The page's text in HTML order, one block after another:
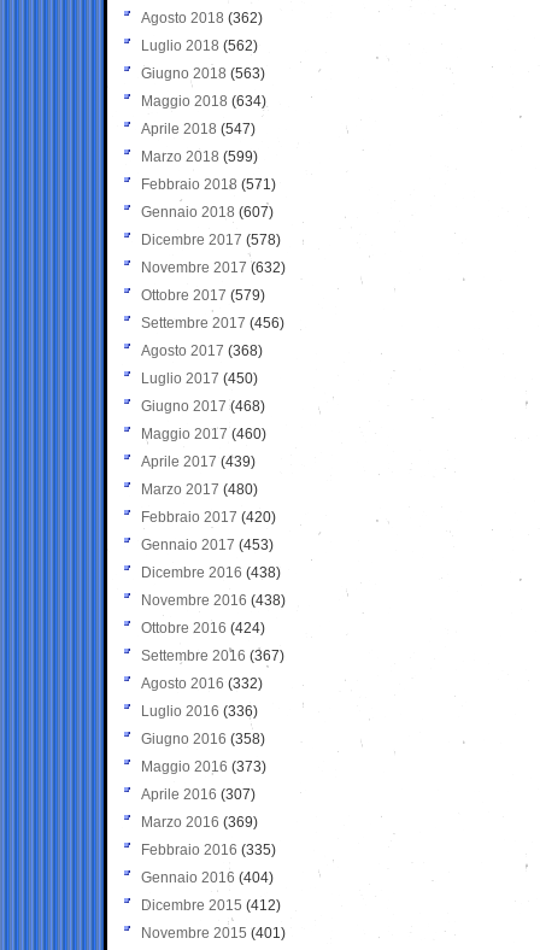
Agosto 2018 (362)
Luglio 2018 (562)
Giugno 2018 (563)
Maggio 2018 (634)
Aprile 2018 (547)
Marzo 2018 (599)
Febbraio 2018 (571)
Gennaio 2018 (607)
Dicembre 2017 (578)
Novembre 2017 (632)
Ottobre 2017 (579)
Settembre 2017 (456)
Agosto 2017 (368)
Luglio 2017 (450)
Giugno 2017 (468)
Maggio 2017 (460)
Aprile 2017 (439)
Marzo 2017 (480)
Febbraio 2017 (420)
Gennaio 2017 (453)
Dicembre 2016 (438)
Novembre 2016 (438)
Ottobre 2016 (424)
Settembre 2016 (367)
Agosto 2016 (332)
Luglio 2016 (336)
Giugno 2016 (358)
Maggio 2016 (373)
Aprile 2016 (307)
Marzo 2016 (369)
Febbraio 2016 (335)
Gennaio 2016 (404)
Dicembre 2015 (412)
Novembre 2015 (401)